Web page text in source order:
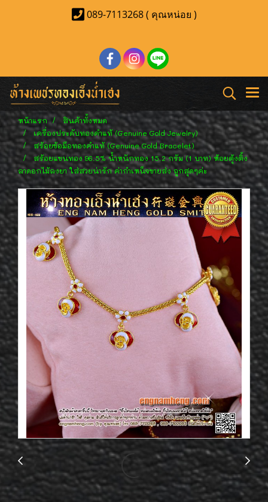
089-7113268 ( คุณหน่อย )
หน้าแรก
สินค้าทั้งหมด
เครื่องประดับทองคำแท้ (Genuine Gold Jewelry)
สร้อยข้อมือทองคำแท้ (Genuine Gold Bracelet)
สร้อยแขนทอง 96.5% น้ำหนักทอง 15.2 กรัม (1 บาท) ห้อยตุ้งติ้ง
ลาดอกไม้ลงยา ใส่สวยน่ารัก ค่ากำเหน็จขายส่ง ถูกสุดๆค่ะ